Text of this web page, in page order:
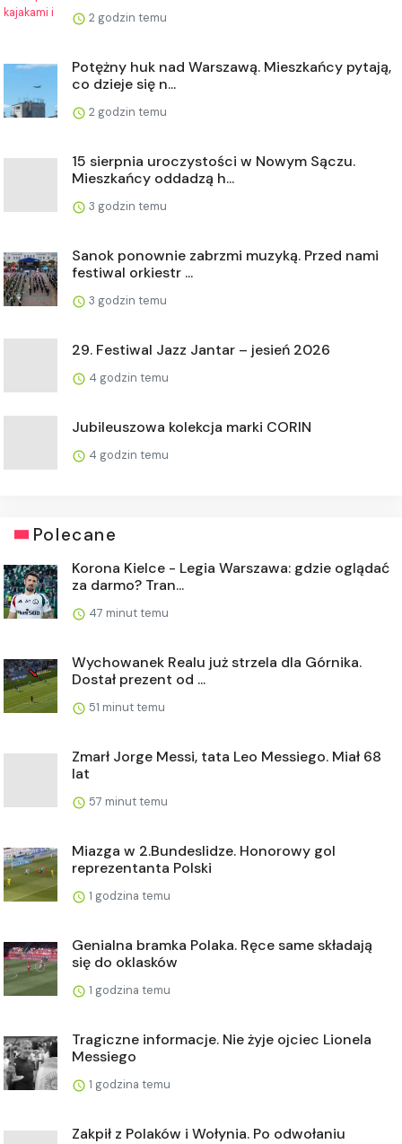
2 godzin temu
Potężny huk nad Warszawą. Mieszkańcy pytają,
co dzieje się n...
2 godzin temu
15 sierpnia uroczystości w Nowym Sączu.
Mieszkańcy oddadzą h...
3 godzin temu
Sanok ponownie zabrzmi muzyką. Przed nami
festiwal orkiestr ...
3 godzin temu
29. Festiwal Jazz Jantar – jesień 2026
4 godzin temu
Jubileuszowa kolekcja marki CORIN
4 godzin temu
Polecane
Korona Kielce - Legia Warszawa: gdzie oglądać
za darmo? Tran...
47 minut temu
Wychowanek Realu już strzela dla Górnika.
Dostał prezent od ...
51 minut temu
Zmarł Jorge Messi, tata Leo Messiego. Miał 68
lat
57 minut temu
Miazga w 2.Bundeslidze. Honorowy gol
reprezentanta Polski
1 godzina temu
Genialna bramka Polaka. Ręce same składają
się do oklasków
1 godzina temu
Tragiczne informacje. Nie żyje ojciec Lionela
Messiego
1 godzina temu
Zakpił z Polaków i Wołynia. Po odwołaniu